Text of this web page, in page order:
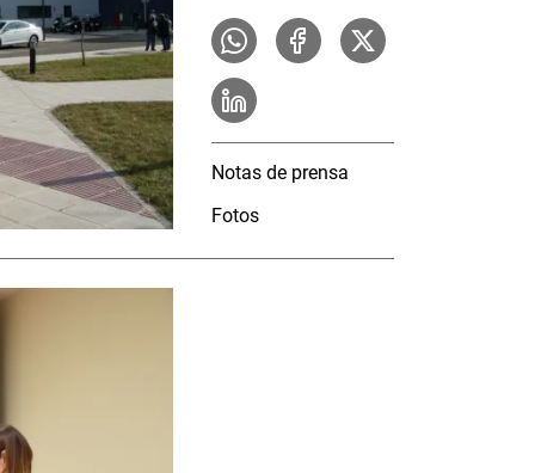
Notas de prensa
Fotos